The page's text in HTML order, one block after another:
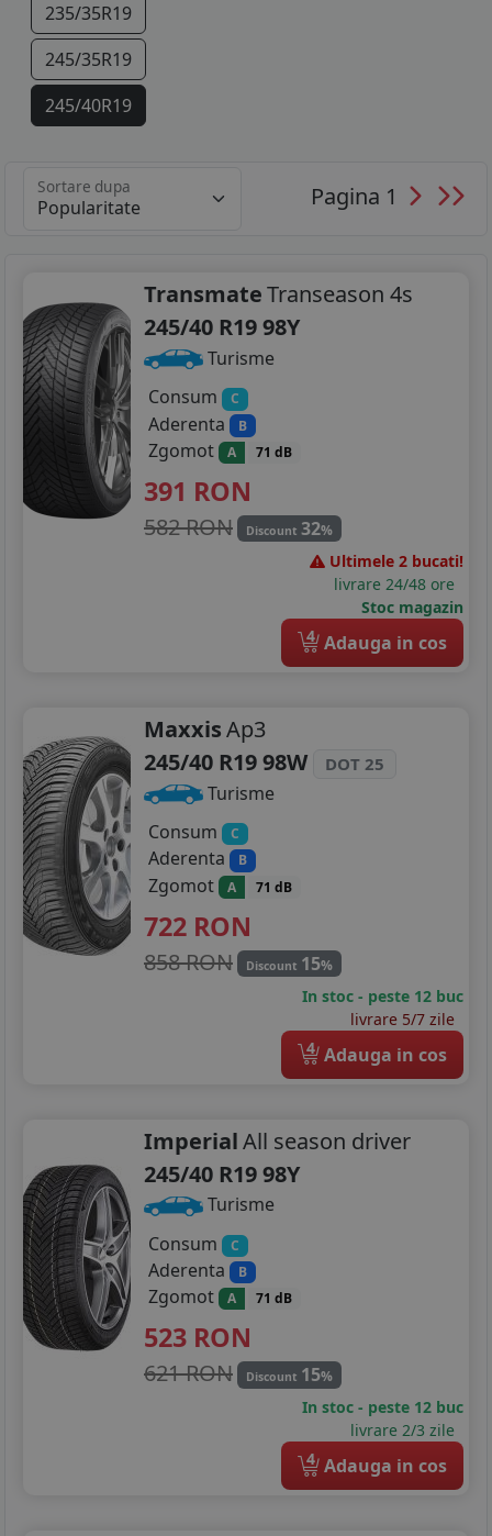
235/35R19
245/35R19
245/40R19
255/30R19
275/30R19
275/35R19
285/30R19
295/35R19
245/35R20
295/30R20
Sortare dupa Pagina 1
TransmateTranseason 4s
245/40 R19 98Y
Turisme
Consum
C
Aderenta B
Zgomot A 71 dB
391 RON
582 RON Discount 32%
Ultimele 2 bucati!
livrare 24/48 ore
Stoc magazin
4 Adauga in cos
MaxxisAp3
245/40 R19 98W
DOT 25
Turisme
Consum
C
Aderenta B
Zgomot A 71 dB
722 RON
858 RON Discount 15%
In stoc - peste 12 buc
livrare 5/7 zile
4 Adauga in cos
ImperialAll season driver
245/40 R19 98Y
Turisme
Consum
C
Aderenta B
Zgomot A 71 dB
523 RON
621 RON Discount 15%
In stoc - peste 12 buc
livrare 2/3 zile
4 Adauga in cos